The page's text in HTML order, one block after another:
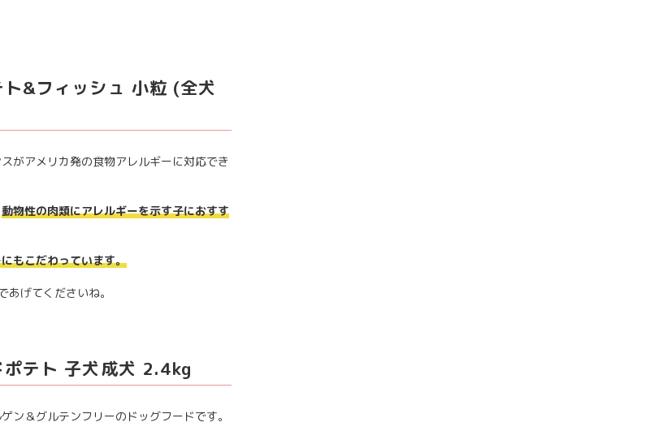
&フィッシュ 小粒 (全犬
がアメリカ発の食物アレルギーに対応でき
動物性の肉類にアレルギーを示す子におすす
もこだわっています。
げてくださいね。
ポテト 子犬成犬 2.4kg
ン＆グルテンフリーのドッグフードです。